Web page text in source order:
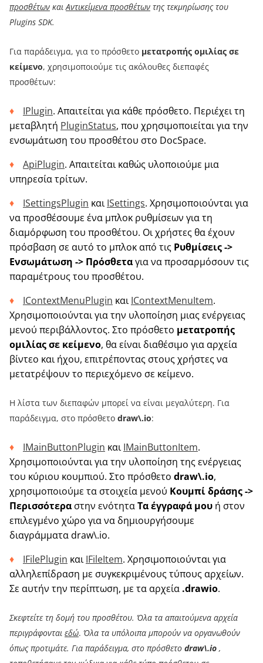
προσθέτων καιΑντικείμενα προσθέτων της τεκμηρίωσης του
Plugins SDK.
Για παράδειγμα, για το πρόσθετο μετατροπής ομιλίας σε
κείμενο, χρησιμοποιούμε τις ακόλουθες διεπαφές
προσθέτων:
IPlugin. Απαιτείται για κάθε πρόσθετο. Περιέχει τη
μεταβλητή PluginStatus, που χρησιμοποιείται για την
ενσωμάτωση του προσθέτου στο DocSpace.
ApiPlugin. Απαιτείται καθώς υλοποιούμε μια
υπηρεσία τρίτων.
ISettingsPlugin καιISettings. Χρησιμοποιούνται για
να προσθέσουμε ένα μπλοκ ρυθμίσεων για τη
διαμόρφωση του προσθέτου. Οι χρήστες θα έχουν
πρόσβαση σε αυτό το μπλοκ από τις Ρυθμίσεις ->
Ενσωμάτωση -> Πρόσθεταγια να προσαρμόσουν τις
παραμέτρους του προσθέτου.
IContextMenuPlugin καιIContextMenuItem.
Χρησιμοποιούνται για την υλοποίηση μιας ενέργειας
μενού περιβάλλοντος. Στο πρόσθετο μετατροπής
ομιλίας σε κείμενο, θα είναι διαθέσιμο για αρχεία
βίντεο και ήχου, επιτρέποντας στους χρήστες να
μετατρέψουν το περιεχόμενο σε κείμενο.
Η λίστα των διεπαφών μπορεί να είναι μεγαλύτερη. Για
παράδειγμα, στο πρόσθετο draw\.io:
IMainButtonPlugin καιIMainButtonItem.
Χρησιμοποιούνται για την υλοποίηση της ενέργειας
του κύριου κουμπιού. Στο πρόσθετο draw\.io,
χρησιμοποιούμε τα στοιχεία μενού Κουμπί δράσης ->
Περισσότερα στην ενότηταΤα έγγραφά μου ή στον
επιλεγμένο χώρο για να δημιουργήσουμε
διαγράμματα draw\.io.
IFilePlugin καιIFileItem. Χρησιμοποιούνται για
αλληλεπίδραση με συγκεκριμένους τύπους αρχείων.
Σε αυτήν την περίπτωση, με τα αρχεία .drawio.
Σκεφτείτε τη δομή του προσθέτου. Όλα τα απαιτούμενα αρχεία
περιγράφονται εδώ. Όλα τα υπόλοιπα μπορούν να οργανωθούν
όπως προτιμάτε. Για παράδειγμα, στο πρόσθετο draw\.io ,